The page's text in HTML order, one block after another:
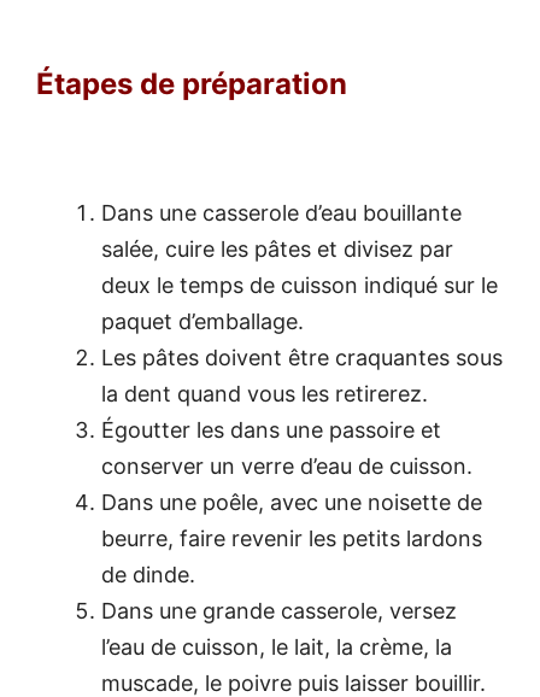
Étapes de préparation
Dans une casserole d’eau bouillante
salée, cuire les pâtes et divisez par
deux le temps de cuisson indiqué sur le
paquet d’emballage.
Les pâtes doivent être craquantes sous
la dent quand vous les retirerez.
Égoutter les dans une passoire et
conserver un verre d’eau de cuisson.
Dans une poêle, avec une noisette de
beurre, faire revenir les petits lardons
de dinde.
Dans une grande casserole, versez
l’eau de cuisson, le lait, la crème, la
muscade, le poivre puis laisser bouillir.